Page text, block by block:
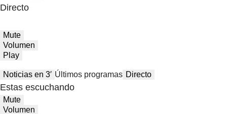
Directo
Mute
Volumen
Play
Noticias en 3′ Últimos programas Directo
Estas escuchando
Mute
Volumen